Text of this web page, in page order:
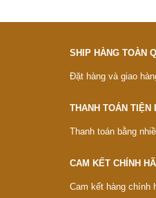
SHIP HÀNG TOÀN
Đặt hàng và giao
THANH TOÁN TIỆN
Thanh toán bằng
CAM KẾT CHÍNH
Cam kết hàng chính